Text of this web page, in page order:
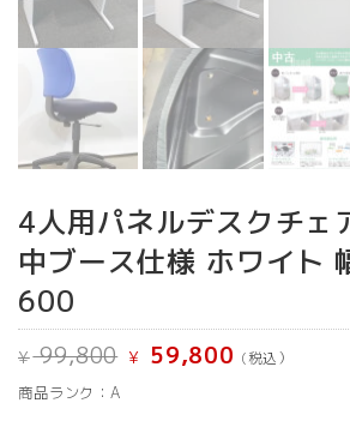
4人用パネルデスクチェ
中ブース仕様 ホワイト
600
¥99,800 元
の
¥ 59,800 現
在
(税込）
商品ランク：A